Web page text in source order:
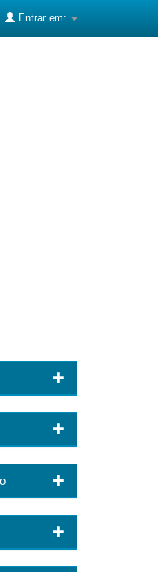
Entrar em: